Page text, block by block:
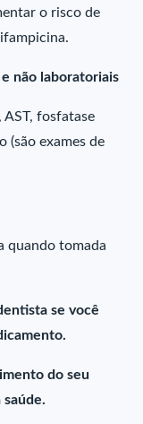
o risco de
não laboratoriais
AST, fosfatase
(são exames de
quando tomada
se você
do seu
saúde.